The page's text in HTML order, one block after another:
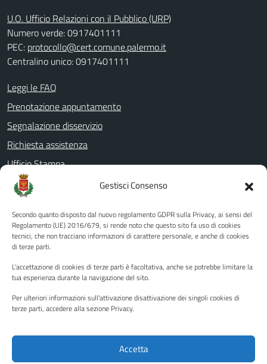
Gestisci Consenso
Secondo quanto disposto dal nuovo regolamento GDPR sulla Privacy, ai sensi del
Regolamento (UE) 2016/679, si rende noto che questo sito fa uso di cookies
tecnici, che non tracciano informazioni di carattere personale, e anche di cookies
di terze parti.
L'accettazione di cookies di terze parti è facoltativa, anche se potrebbe limitare la
tua esperienza durante la navigazione del sito.
Per ulteriori informazioni sull'attivazione disattivazione dei singoli cookies di
terze parti, accedere alla sezione Privacy.
Accetta
U.O. Ufficio Relazioni con il Pubblico (URP)
Numero verde: 0917401111
PEC: protocollo@cert.comune.palermo.it
Centralino unico: 0917401111
Leggi le FAQ
Prenotazione appuntamento
Segnalazione disservizio
Richiesta assistenza
Ufficio Stampa
Amministrazione Trasparente
Albo pretorio
Informativa privacy
Note legali
Piano di miglioramento del sito
Instagram